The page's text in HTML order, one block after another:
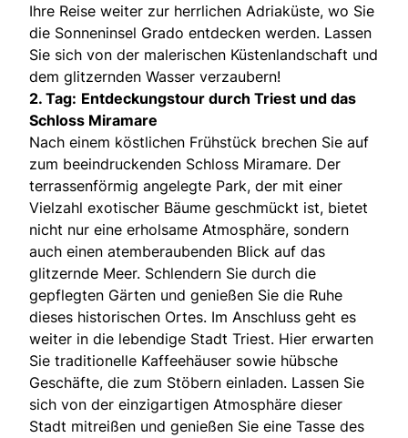
Ihre Reise weiter zur herrlichen Adriaküste, wo Sie
die Sonneninsel Grado entdecken werden. Lassen
Sie sich von der malerischen Küstenlandschaft und
dem glitzernden Wasser verzaubern!
2. Tag: Entdeckungstour durch Triest und das
Schloss Miramare
Nach einem köstlichen Frühstück brechen Sie auf
zum beeindruckenden Schloss Miramare. Der
terrassenförmig angelegte Park, der mit einer
Vielzahl exotischer Bäume geschmückt ist, bietet
nicht nur eine erholsame Atmosphäre, sondern
auch einen atemberaubenden Blick auf das
glitzernde Meer. Schlendern Sie durch die
gepflegten Gärten und genießen Sie die Ruhe
dieses historischen Ortes. Im Anschluss geht es
weiter in die lebendige Stadt Triest. Hier erwarten
Sie traditionelle Kaffeehäuser sowie hübsche
Geschäfte, die zum Stöbern einladen. Lassen Sie
sich von der einzigartigen Atmosphäre dieser
Stadt mitreißen und genießen Sie eine Tasse des